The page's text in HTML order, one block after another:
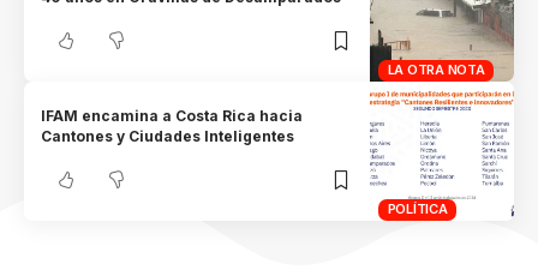
LA OTRA NOTA
POLÍTICA
IFAM encamina a Costa Rica hacia
Cantones y Ciudades Inteligentes